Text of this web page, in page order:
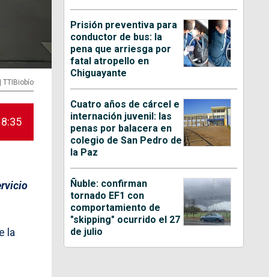
TTIBiobío
la
Prisión preventiva para
conductor de bus: la
pena que arriesga por
fatal atropello en
Chiguayante
Cuatro años de cárcel e
internación juvenil: las
penas por balacera en
colegio de San Pedro de
la Paz
Ñuble: confirman
tornado EF1 con
comportamiento de
"skipping" ocurrido el 27
de julio